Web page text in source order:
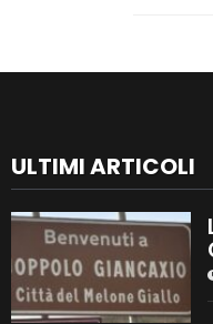
ULTIMI ARTICOLI